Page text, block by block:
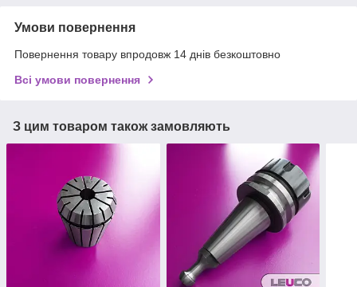
Умови повернення
Повернення товару впродовж 14 днів безкоштовно
Всі умови повернення
З цим товаром також замовляють